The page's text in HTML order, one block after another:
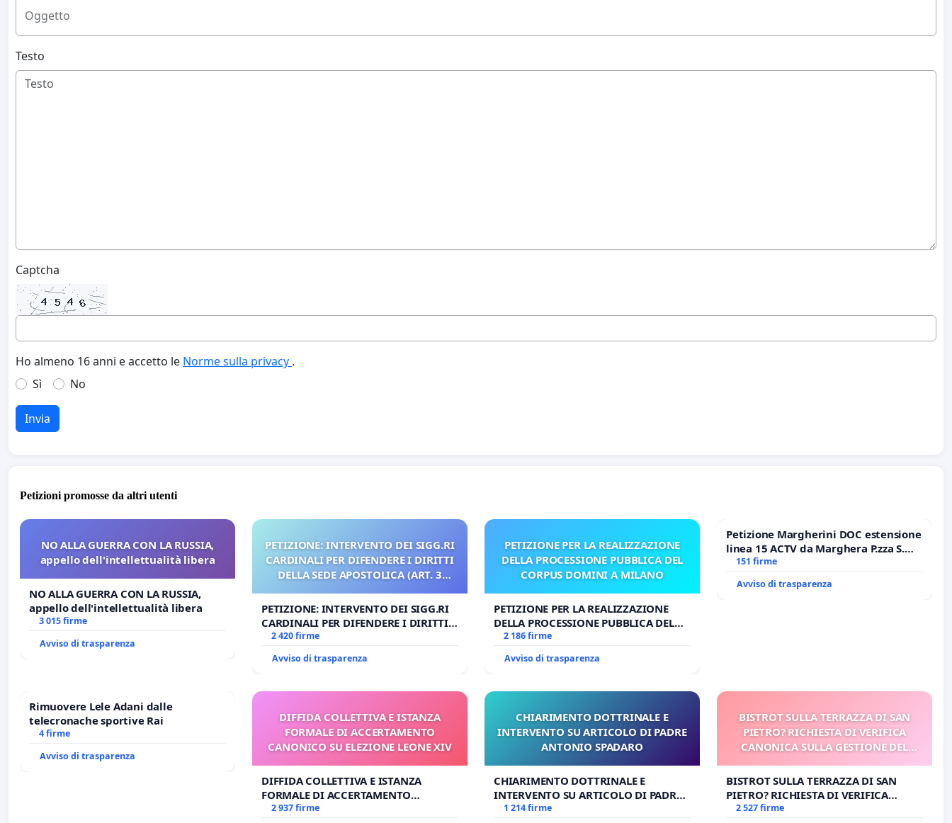
Oggetto
Testo
Captcha
Ho almeno 16 anni e accetto le Norme sulla privacy .
Sì
No
Invia
Petizioni promosse da altri utenti
NO ALLA GUERRA CON LA RUSSIA,
appello dell'intellettualità libera
NO ALLA GUERRA CON LA RUSSIA,
appello dell'intellettualità libera
3 015 firme
Avviso di trasparenza
PETIZIONE: INTERVENTO DEI SIGG.RI
CARDINALI PER DIFENDERE I DIRITTI
DELLA SEDE APOSTOLICA (ART. 3
PETIZIONE: INTERVENTO DEI SIGG.RI
CARDINALI PER DIFENDERE I DIRITTI
DELLA SEDE APOSTOLICA (ART. 3 UDG)
2 420 firme
Avviso di trasparenza
PETIZIONE PER LA REALIZZAZIONE
DELLA PROCESSIONE PUBBLICA DEL
CORPUS DOMINI A MILANO
PETIZIONE PER LA REALIZZAZIONE
DELLA PROCESSIONE PUBBLICA DEL
CORPUS DOMINI A MILANO
2 186 firme
Avviso di trasparenza
Petizione Margherini DOC estensione
linea 15 ACTV da Marghera P.zza S.
Antonio all'aeroporto Marco Polo
151 firme
Avviso di trasparenza
Rimuovere Lele Adani dalle
telecronache sportive Rai
4 firme
Avviso di trasparenza
DIFFIDA COLLETTIVA E ISTANZA
FORMALE DI ACCERTAMENTO
CANONICO SU ELEZIONE LEONE XIV
DIFFIDA COLLETTIVA E ISTANZA
FORMALE DI ACCERTAMENTO
CANONICO SU ELEZIONE LEONE XIV
2 937 firme
CHIARIMENTO DOTTRINALE E
INTERVENTO SU ARTICOLO DI PADRE
ANTONIO SPADARO
CHIARIMENTO DOTTRINALE E
INTERVENTO SU ARTICOLO DI PADRE
ANTONIO SPADARO
1 214 firme
BISTROT SULLA TERRAZZA DI SAN
PIETRO? RICHIESTA DI VERIFICA
CANONICA SULLA GESTIONE DEL
BISTROT SULLA TERRAZZA DI SAN
PIETRO? RICHIESTA DI VERIFICA
CANONICA SULLA GESTIONE DEL
2 527 firme